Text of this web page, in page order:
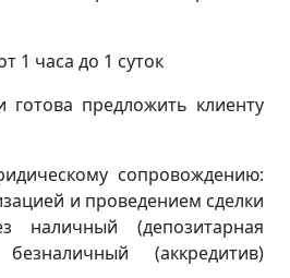
1 часа до 1 суток
готова предложить клиенту
сопровождению:
и проведением сделки
наличный (депозитарная
(аккредитив)